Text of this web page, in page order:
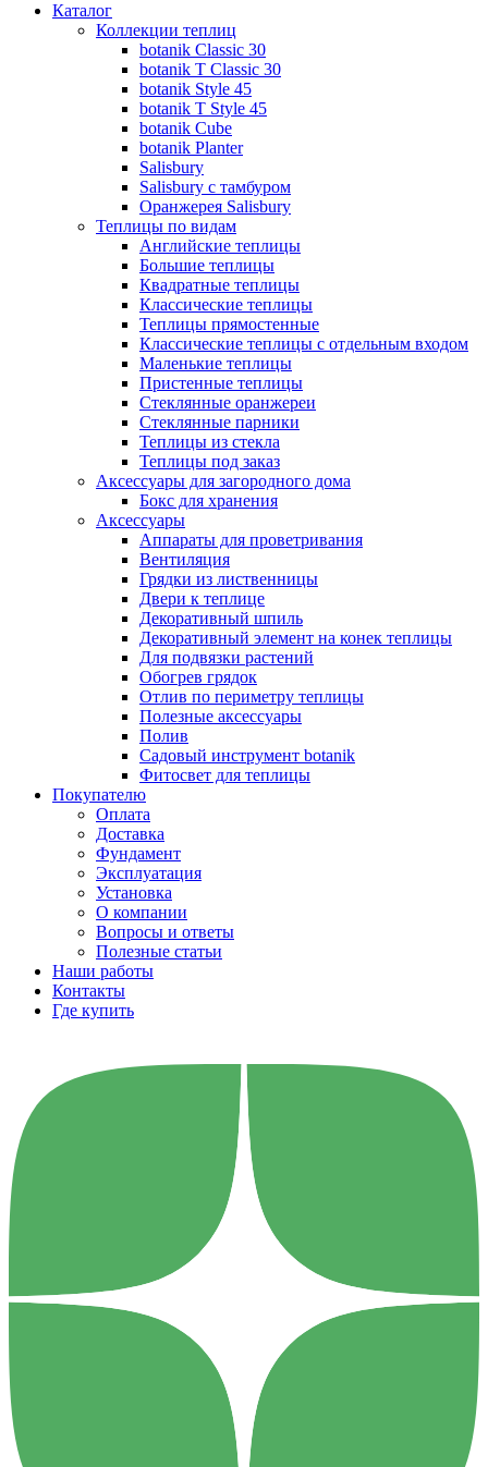
Каталог
Коллекции теплиц
botanik Classic 30
botanik T Classic 30
botanik Style 45
botanik Т Style 45
botanik Cube
botanik Planter
Salisbury
Salisbury с тамбуром
Оранжерея Salisbury
Теплицы по видам
Английские теплицы
Большие теплицы
Квадратные теплицы
Классические теплицы
Теплицы прямостенные
Классические теплицы с отдельным входом
Маленькие теплицы
Пристенные теплицы
Стеклянные оранжереи
Стеклянные парники
Теплицы из стекла
Теплицы под заказ
Аксессуары для загородного дома
Бокс для хранения
Аксессуары
Аппараты для проветривания
Вентиляция
Грядки из лиственницы
Двери к теплице
Декоративный шпиль
Декоративный элемент на конек теплицы
Для подвязки растений
Обогрев грядок
Отлив по периметру теплицы
Полезные аксессуары
Полив
Садовый инструмент botanik
Фитосвет для теплицы
Покупателю
Оплата
Доставка
Фундамент
Эксплуатация
Установка
О компании
Вопросы и ответы
Полезные статьи
Наши работы
Контакты
Где купить